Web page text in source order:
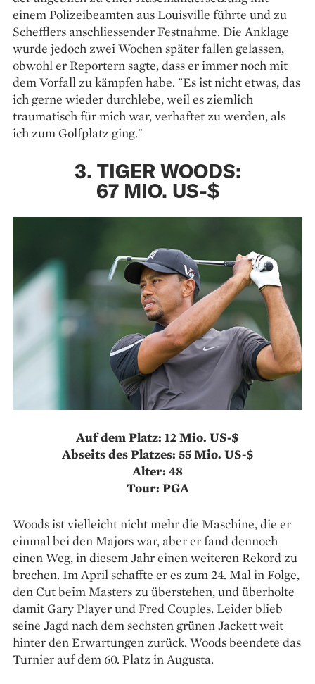
einem Polizeibeamten aus Louisville führte und zu
Schefflers anschliessender Festnahme. Die Anklage
wurde jedoch zwei Wochen später fallen gelassen,
obwohl er Reportern sagte, dass er immer noch mit
dem Vorfall zu kämpfen habe. "Es ist nicht etwas, das
ich gerne wieder durchlebe, weil es ziemlich
traumatisch für mich war, verhaftet zu werden, als
ich zum Golfplatz ging."
3. TIGER WOODS:
67 MIO. US-$
Auf dem Platz: 12 Mio. US-$
Abseits des Platzes: 55 Mio. US-$
Alter: 48
Tour: PGA
Woods ist vielleicht nicht mehr die Maschine, die er
einmal bei den Majors war, aber er fand dennoch
einen Weg, in diesem Jahr einen weiteren Rekord zu
brechen. Im April schaffte er es zum 24. Mal in Folge,
den Cut beim Masters zu überstehen, und überholte
damit Gary Player und Fred Couples. Leider blieb
seine Jagd nach dem sechsten grünen Jackett weit
hinter den Erwartungen zurück. Woods beendete das
Turnier auf dem 60. Platz in Augusta.